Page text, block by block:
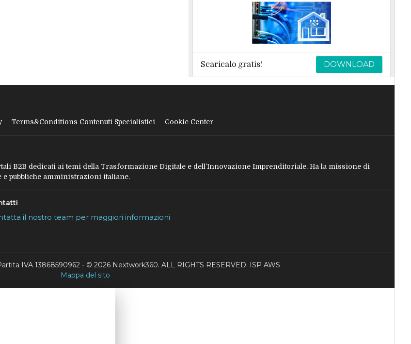
Scaricalo gratis! DOWNLOAD
Terms&Conditions Contenuti Specialistici Cookie Center
B2B dedicati ai temi della Trasformazione Digitale e dell’Innovazione Imprenditoriale. Ha la missione di
pubbliche amministrazioni italiane.
il nostro team per maggiori informazioni
IVA 13868590962 - © 2026 Nextwork360. ALL RIGHTS RESERVED. ISP AWS
Mappa del sito